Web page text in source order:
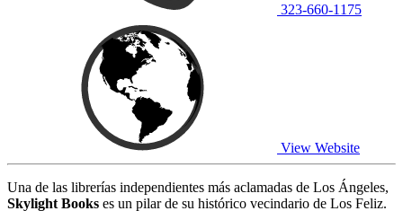
323-660-1175
View Website
Una de las librerías independientes más aclamadas de Los Ángeles,
Skylight Books es un pilar de su histórico vecindario de Los Feliz.